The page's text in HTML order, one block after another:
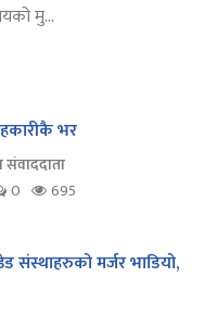
मु...
भर
संवाददाता
0 695
संस्थाहरुको मर्जर भाडियो,